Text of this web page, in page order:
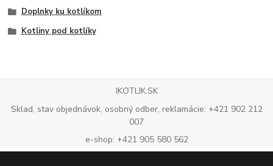
Doplnky ku kotlíkom
Kotliny pod kotlíky
IKOTLIK.SK
Sklad, stav objednávok, osobný odber, reklamácie: +421 902 212
007
e-shop: +421 905 580 562